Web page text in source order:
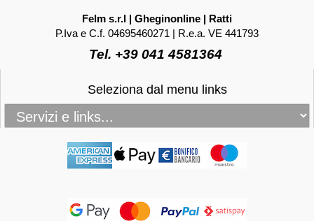
Felm s.r.l | Gheginonline | Ratti
P.Iva e C.f. 04695460271 | R.e.a. VE 441793
Tel. +39 041 4581364
Seleziona dal menu links